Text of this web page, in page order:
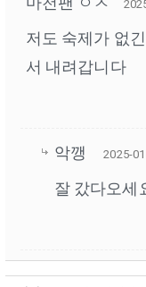
저도 숙제가 없
서 내려갑니다
악깽 2025-
잘 갔다오세